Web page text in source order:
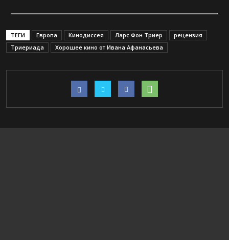
ТЕГИ Европа Кинодиссея Ларс Фон Триер
рецензия
Триериада
Хорошее кино от Ивана Афанасьева